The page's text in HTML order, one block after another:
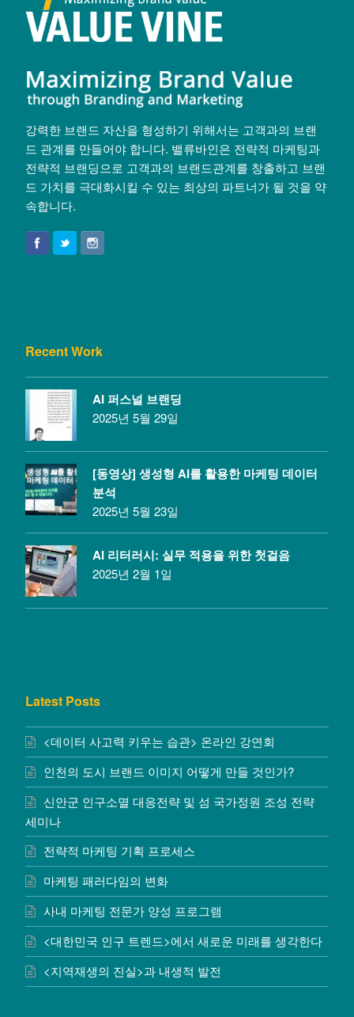
강력한 브랜드 자산을 형성하기 위해서는 고객과의 브랜
드 관계를 만들어야 합니다. 밸류바인은 전략적 마케팅과
전략적 브랜딩으로 고객과의 브랜드관계를 창출하고 브랜
드 가치를 극대화시킬 수 있는 최상의 파트너가 될 것을 약
속합니다.
Recent Work
AI 퍼스널 브랜딩
2025년 5월 29일
[동영상] 생성형 AI를 활용한 마케팅 데이터
분석
2025년 5월 23일
AI 리터러시: 실무 적용을 위한 첫걸음
2025년 2월 1일
Latest Posts
<데이터 사고력 키우는 습관> 온라인 강연회
인천의 도시 브랜드 이미지 어떻게 만들 것인가?
신안군 인구소멸 대응전략 및 섬 국가정원 조성 전략
세미나
전략적 마케팅 기획 프로세스
마케팅 패러다임의 변화
사내 마케팅 전문가 양성 프로그램
<대한민국 인구 트렌드>에서 새로운 미래를 생각한다
<지역재생의 진실>과 내생적 발전